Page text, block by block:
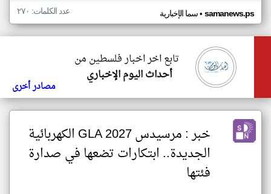
سما الإخبارية• samanews.ps عدد الكلمات: ٢٧٠
تابع اخر اخبار فلسطين من
أحداث اليوم الإخباري
مصادر أخرى
خبر : مرسيدس GLA 2027 الكهربائية
الجديدة.. ابتكارات تضعها في صدارة
فئتها